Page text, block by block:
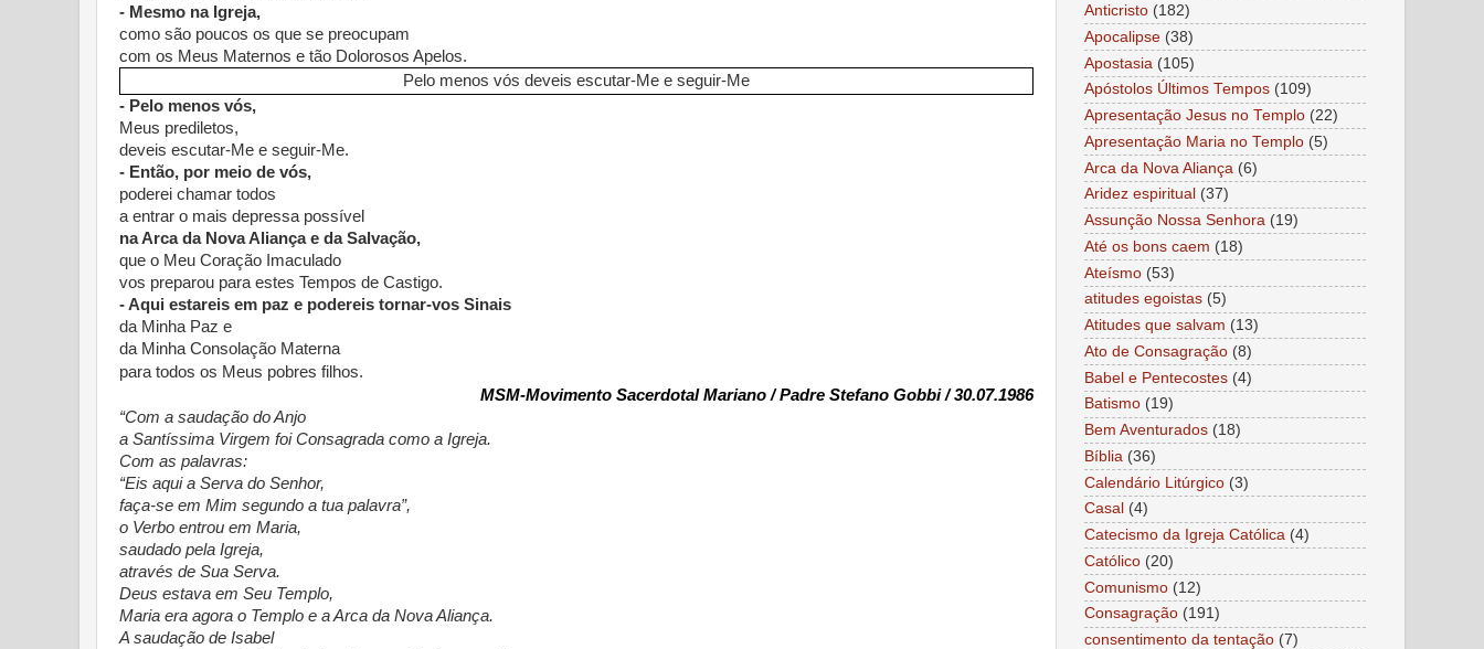
- Mesmo na Igreja,
como são poucos os que se preocupam
com os Meus Maternos e tão Dolorosos Apelos.
Pelo menos vós deveis escutar-Me e seguir-Me
- Pelo menos vós,
Meus prediletos,
deveis escutar-Me e seguir-Me.
- Então, por meio de vós,
poderei chamar todos
a entrar o mais depressa possível
na Arca da Nova Aliança e da Salvação,
que o Meu Coração Imaculado
vos preparou para estes Tempos de Castigo.
- Aqui estareis em paz e podereis tornar-vos Sinais
da Minha Paz e
da Minha Consolação Materna
para todos os Meus pobres filhos.
MSM-Movimento Sacerdotal Mariano / Padre Stefano Gobbi / 30.07.1986
“Com a saudação do Anjo
a Santíssima Virgem foi Consagrada como a Igreja.
Com as palavras:
“Eis aqui a Serva do Senhor,
faça-se em Mim segundo a tua palavra”,
o Verbo entrou em Maria,
saudado pela Igreja,
através de Sua Serva.
Deus estava em Seu Templo,
Maria era agora o Templo e a Arca da Nova Aliança.
A saudação de Isabel
Anticristo (182)
Apocalipse (38)
Apostasia (105)
Apóstolos Últimos Tempos (109)
Apresentação Jesus no Templo (22)
Apresentação Maria no Templo (5)
Arca da Nova Aliança (6)
Aridez espiritual (37)
Assunção Nossa Senhora (19)
Até os bons caem (18)
Ateísmo (53)
atitudes egoistas (5)
Atitudes que salvam (13)
Ato de Consagração (8)
Babel e Pentecostes (4)
Batismo (19)
Bem Aventurados (18)
Bíblia (36)
Calendário Litúrgico (3)
Casal (4)
Catecismo da Igreja Católica (4)
Católico (20)
Comunismo (12)
Consagração (191)
consentimento da tentação (7)